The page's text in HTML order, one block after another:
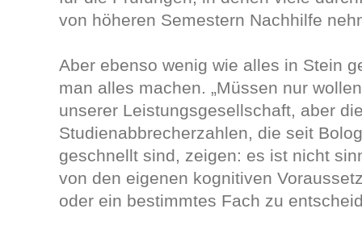
von höheren Semestern Nachhilfe
Aber ebenso wenig wie alles in Stein
man alles machen. „Müssen nur
unserer Leistungsgesellschaft, aber
Studienabbrecherzahlen, die seit
geschnellt sind, zeigen: es ist nicht
von den eigenen kognitiven
oder ein bestimmtes Fach zu